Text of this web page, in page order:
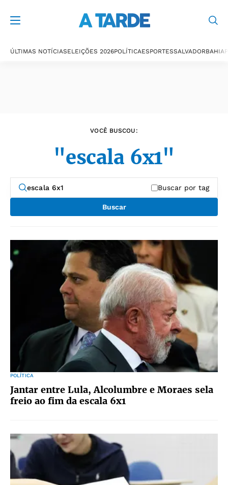
ÚLTIMAS NOTÍCIASELEIÇÕES 2026POLÍTICAESPORTESSALVADORBAHIA
VOCÊ BUSCOU:
"escala 6x1"
Buscar por tag
Buscar
POLÍTICA
Jantar entre Lula, Alcolumbre e Moraes sela
freio ao fim da escala 6x1